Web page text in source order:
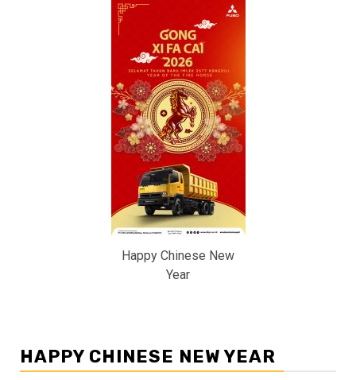
Happy Chinese New
Year
HAPPY CHINESE NEW YEAR